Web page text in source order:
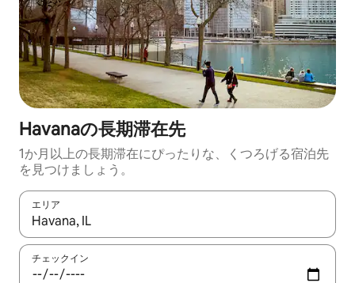
Havanaの長期滞在先
1か月以上の長期滞在にぴったりな、くつろげる宿泊先
を見つけましょう。
エリア
検索結果が表示されたら、上下の矢印キーを使って移動するか
チェックイン